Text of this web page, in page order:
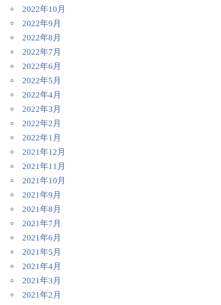
2022年10月
2022年9月
2022年8月
2022年7月
2022年6月
2022年5月
2022年4月
2022年3月
2022年2月
2022年1月
2021年12月
2021年11月
2021年10月
2021年9月
2021年8月
2021年7月
2021年6月
2021年5月
2021年4月
2021年3月
2021年2月